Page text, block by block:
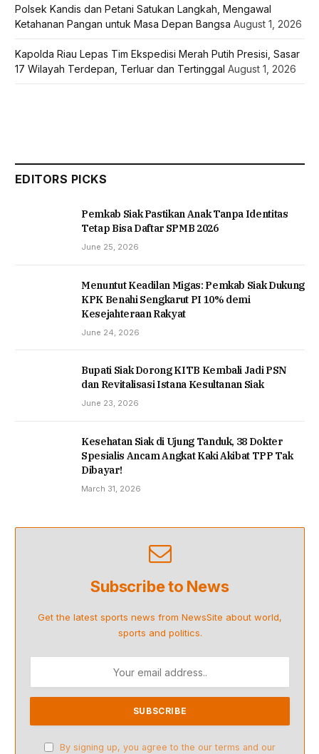
Polsek Kandis dan Petani Satukan Langkah, Mengawal
Ketahanan Pangan untuk Masa Depan Bangsa August 1, 2026
Kapolda Riau Lepas Tim Ekspedisi Merah Putih Presisi, Sasar
17 Wilayah Terdepan, Terluar dan Tertinggal August 1, 2026
EDITORS PICKS
Pemkab Siak Pastikan Anak Tanpa Identitas
Tetap Bisa Daftar SPMB 2026
June 25, 2026
Menuntut Keadilan Migas: Pemkab Siak Dukung
KPK Benahi Sengkarut PI 10% demi
Kesejahteraan Rakyat
June 24, 2026
Bupati Siak Dorong KITB Kembali Jadi PSN
dan Revitalisasi Istana Kesultanan Siak
June 23, 2026
Kesehatan Siak di Ujung Tanduk, 38 Dokter
Spesialis Ancam Angkat Kaki Akibat TPP Tak
Dibayar!
March 31, 2026
Subscribe to News
Get the latest sports news from NewsSite about world,
sports and politics.
By signing up, you agree to the our terms and our